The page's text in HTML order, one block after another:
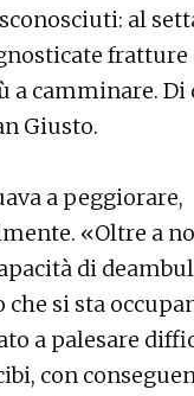
al
a camminare.
Giusto.
a peggiorare,
«Oltre a
di
si sta
a palesare
con